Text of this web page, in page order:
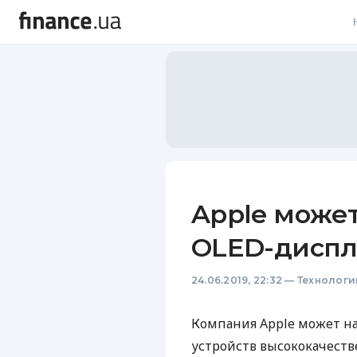
Apple
OLED-
24.06.2019, 22:32 —
Компания Apple может
устройств